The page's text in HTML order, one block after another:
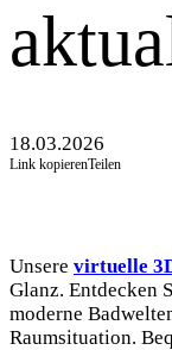
18.03.2026
Link kopierenTeilen
Unsere virtuelle
Glanz. Entdecken
moderne
Raumsituation.